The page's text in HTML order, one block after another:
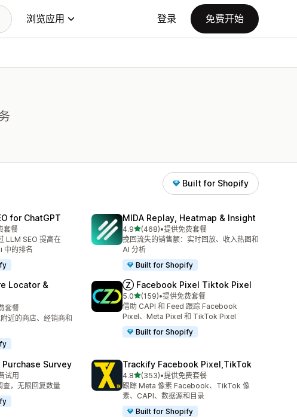
浏览应用 登录 免费开始
Built for Shopify
for ChatGPT
套餐
LLM SEO 提高在
中的排名
MIDA Replay, Heatmap & Insight
4.9星（满分 5 星）
(468)
总共 468 条评论
•提供免费套餐
挽回流失的销售额：实时回放、收入热图和
AI 分析
Built for Shopify
Locator &
套餐
近的商店、经销商和
Ⓩ Facebook Pixel Tiktok Pixel
5.0星（满分 5 星）
(159)
总共 159 条评论
•提供免费套餐
借助 CAPI 和 Feed 跟踪 Facebook
Pixel、Meta Pixel 和 TikTok Pixel
Built for Shopify
Survey
试用
查，无限回复数量
Trackify Facebook Pixel,TikTok
4.8星（满分 5 星）
(353)
总共 353 条评论
•提供免费套餐
跟踪 Meta 像素 Facebook、TikTok 像
素、CAPI、数据源和目录
Built for Shopify